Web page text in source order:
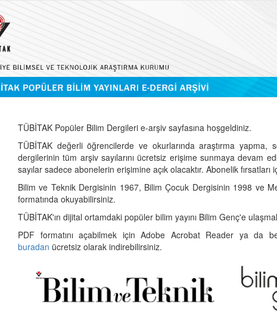
TÜBİTAK Popüler Bilim Dergileri e-arşiv sayfasına hoşgeldiniz.
TÜBİTAK değerli öğrencilerde ve okurlarında araştırma
dergilerinin tüm arşiv sayılarını ücretsiz erişime sunmaya devam
sayılar sadece abonelerin erişimine açık olacaktır. Abonelik fırsatları
Bilim ve Teknik Dergisinin 1967, Bilim Çocuk Dergisinin 1998 ve
formatında okuyabilirsiniz.
TÜBİTAK'ın dijital ortamdaki popüler bilim yayını Bilim Genç'e
PDF formatını açabilmek için Adobe Acrobat Reader ya da
buradan ücretsiz olarak indirebilirsiniz.